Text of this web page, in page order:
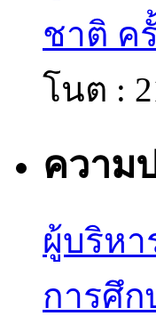
ชาติ ค
โนต :
ความ
ผู้บริห
การศึก